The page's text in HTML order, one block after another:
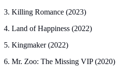
3. Killing Romance (2023)
4. Land of Happiness (2022)
5. Kingmaker (2022)
6. Mr. Zoo: The Missing VIP (2020)